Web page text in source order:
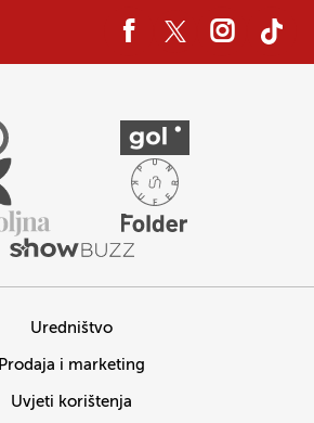
Uredništvo
Prodaja i marketing
Uvjeti korištenja